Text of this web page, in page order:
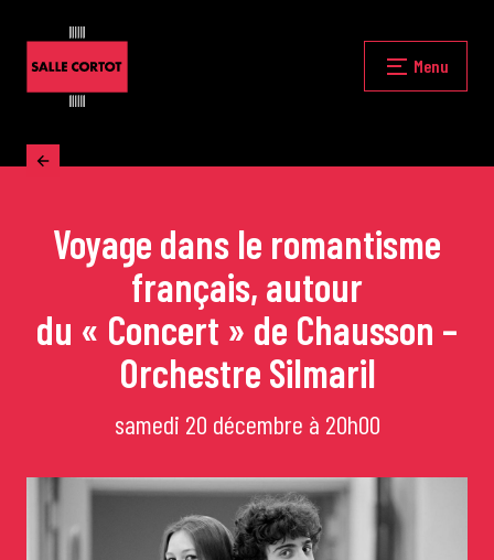
Fermer
Accueil
La programmation
Les grands concerts
Les Masterclasses
Les Rencontres Musicales
de Cortot
Menu
Voyage dans le romantisme
français, autour
du « Concert » de Chausson –
Orchestre Silmaril
samedi 20 décembre à 20h00